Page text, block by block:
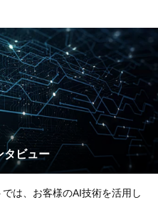
タビュー
は、お客様のAI技術を活用し